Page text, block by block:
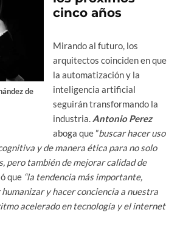
de
cinco años
Mirando al futuro, los
arquitectos coinciden en que
la automatización y la
inteligencia artificial
seguirán transformando la
industria. Antonio Perez
aboga que ”buscar hacer uso
y de manera ética para no solo
pero también de mejorar calidad de
que “la tendencia más importante,
y hacer conciencia a nuestra
acelerado en tecnología y el internet